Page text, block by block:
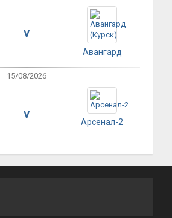
V
Авангард
15/08/2026
V
Арсенал-2